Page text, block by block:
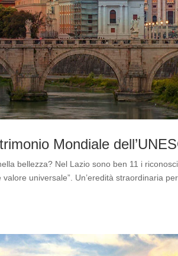
Mondiale
bellezza? Nel Lazio sono ben 11 i
valore universale”. Un’eredità straordinaria